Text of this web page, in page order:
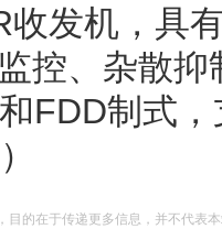
收发机，具
控、杂散
FDD制式
目的在于传递更多信息，并不代表